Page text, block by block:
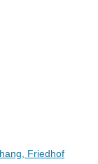
Friedhof